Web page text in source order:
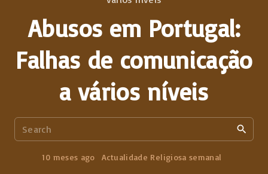
Abusos em Portugal:
Falhas de comunicação
a vários níveis
e
10 meses ago Actualidade Religiosa semanal